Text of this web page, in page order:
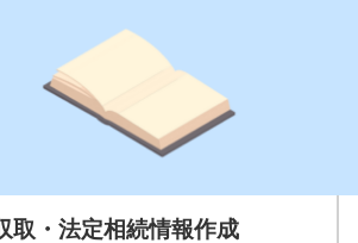
取・法定相続情報作成